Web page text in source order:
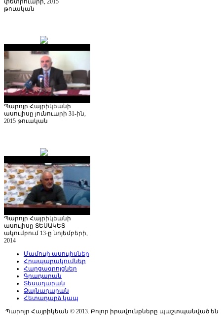
փետրուարի, 2015
թուական
Պարոյր Հայրիկեանի
ասուլիսը յունուարի 31-ին,
2015 թուական
Պարոյր Հայրիկեանի
ասուլիսը ՏԵՍԱԿԵՏ
ակումբում 13-ը նոյեմբերի,
2014
Մամուլի ասուլիսներ
Հրապարակումներ
Հարցազրոյցներ
Գրադարան
Տեսադարան
Ձայնադարան
Հետադարձ կապ
Պարոյր Հայրիկեան © 2013. Բոլոր իրավունքները պաշտպանված են